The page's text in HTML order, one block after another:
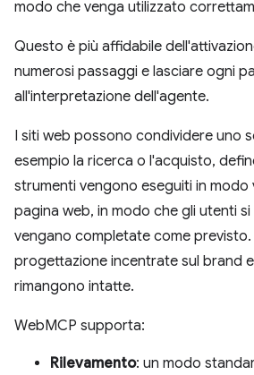
modo che venga utilizzato
Questo è più affidabile
numerosi passaggi e lasciare ogni
all'interpretazione dell'agente.
I siti web possono condividere uno
esempio la ricerca o l'acquisto,
strumenti vengono eseguiti in modo
pagina web, in modo che gli utenti
vengano completate come
progettazione incentrate sul brand
rimangono intatte.
WebMCP supporta:
Rilevamento: un modo